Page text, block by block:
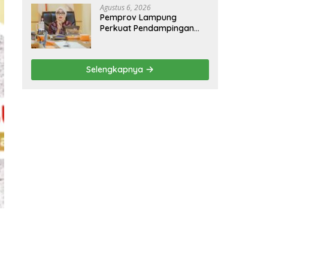
Aman dan Nyaman
Agustus 6, 2026
Pemprov Lampung
Perkuat Pendampingan
Tanggamus
Selengkapnya